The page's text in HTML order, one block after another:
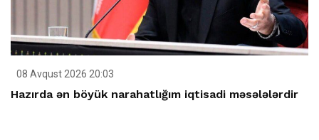
08 Avqust 2026 20:03
Hazırda ən böyük narahatlığım iqtisadi məsələlərdir